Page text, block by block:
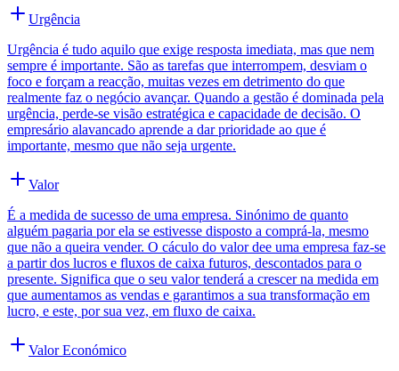
Urgência
Urgência é tudo aquilo que exige resposta imediata, mas que nem
sempre é importante. São as tarefas que interrompem, desviam o
foco e forçam a reacção, muitas vezes em detrimento do que
realmente faz o negócio avançar. Quando a gestão é dominada pela
urgência, perde-se visão estratégica e capacidade de decisão. O
empresário alavancado aprende a dar prioridade ao que é
importante, mesmo que não seja urgente.
Valor
É a medida de sucesso de uma empresa. Sinónimo de quanto
alguém pagaria por ela se estivesse disposto a comprá-la, mesmo
que não a queira vender. O cáculo do valor dee uma empresa faz-se
a partir dos lucros e fluxos de caixa futuros, descontados para o
presente. Significa que o seu valor tenderá a crescer na medida em
que aumentamos as vendas e garantimos a sua transformação em
lucro, e este, por sua vez, em fluxo de caixa.
Valor Económico